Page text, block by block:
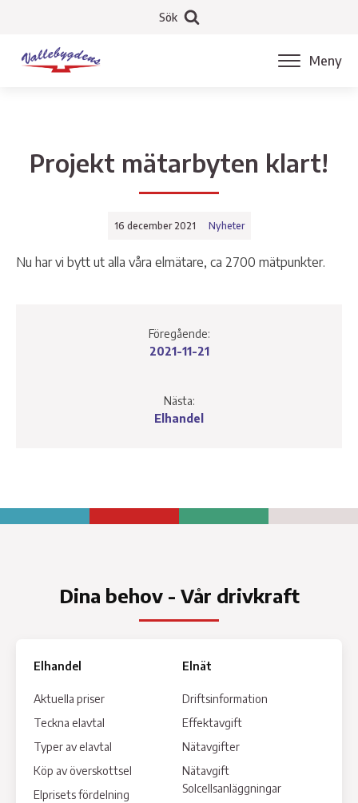
Sök
Meny
Projekt mätarbyten klart!
16 december 2021 Nyheter
Nu har vi bytt ut alla våra elmätare, ca 2700 mätpunkter.
Föregående:
2021-11-21
Nästa:
Elhandel
Dina behov - Vår drivkraft
Elhandel
Aktuella priser
Teckna elavtal
Typer av elavtal
Köp av överskottsel
Elprisets fördelning
Elnät
Driftsinformation
Effektavgift
Nätavgifter
Nätavgift
Solcellsanläggningar